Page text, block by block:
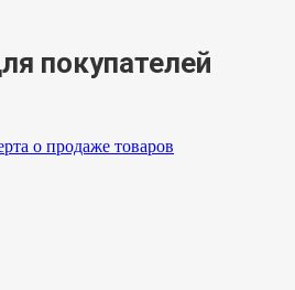
покупателей
о продаже товаров